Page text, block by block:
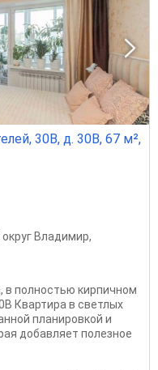
30В, д. 30В, 67 м²,
округ Владимир,
в полностью кирпичном
Квартира в светлых
планировкой и
добавляет полезное